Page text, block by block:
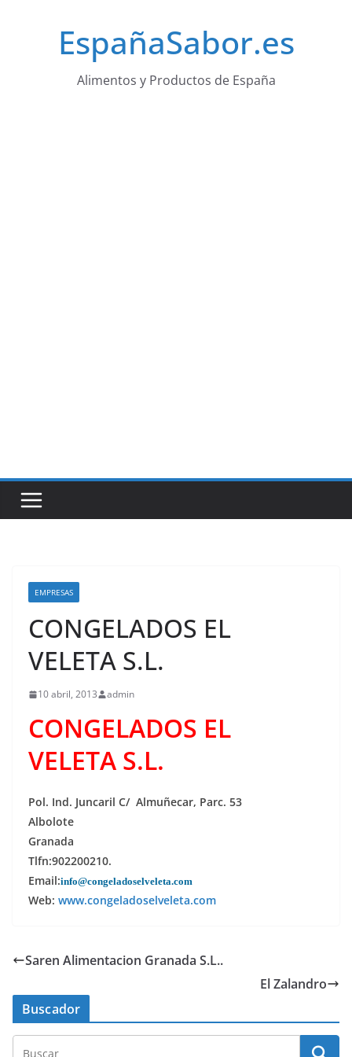
EspañaSabor.es
Alimentos y Productos de España
EMPRESAS
CONGELADOS EL
VELETA S.L.
10 abril, 2013 admin
CONGELADOS EL
VELETA S.L.
Pol. Ind. Juncaril C/ Almuñecar, Parc. 53
Albolote
Granada
Tlfn:902200210.
Email:info@congeladoselveleta.com
Web: www.congeladoselveleta.com
Saren Alimentacion Granada S.L..
El Zalandro
Buscador